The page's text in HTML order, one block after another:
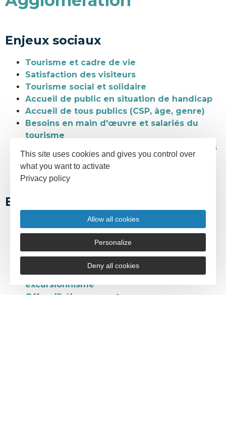
Enjeux sociaux
Tourisme et cadre de vie
Satisfaction des visiteurs
Tourisme social et solidaire
Accueil de public en situation de handicap
Accueil de tous publics (CSP, âge, genre)
Besoins en main d'œuvre et salariés du
tourisme
Offre de formations et effectifs d'étudiants
Résidences secondaires et logements
Locations touristiques
Enjeux économiques
Impact du tourisme sur l'emploi
Impact du tourisme sur la consommation
Ressources fiscales générées par le
Fréquentation touristique et
excursionnisme
Offre d'hébergements
This site uses cookies and gives you control over
what you want to activate
Privacy policy
Allow all cookies
Personalize
Deny all cookies